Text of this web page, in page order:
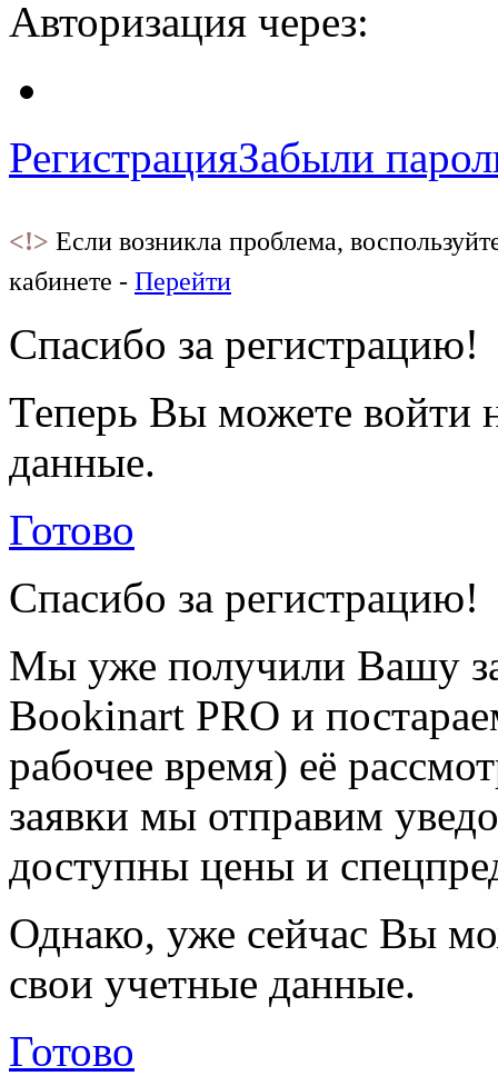
Авторизация через:
РегистрацияЗабыли
<!> Если возникла проблема,
кабинете - Перейти
Спасибо за регистрацию!
Теперь Вы можете войти
данные.
Готово
Спасибо за регистрацию!
Мы уже получили Вашу
Bookinart PRO и
рабочее время) её
заявки мы отправим
доступны цены и
Однако, уже сейчас Вы
свои учетные данные.
Готово